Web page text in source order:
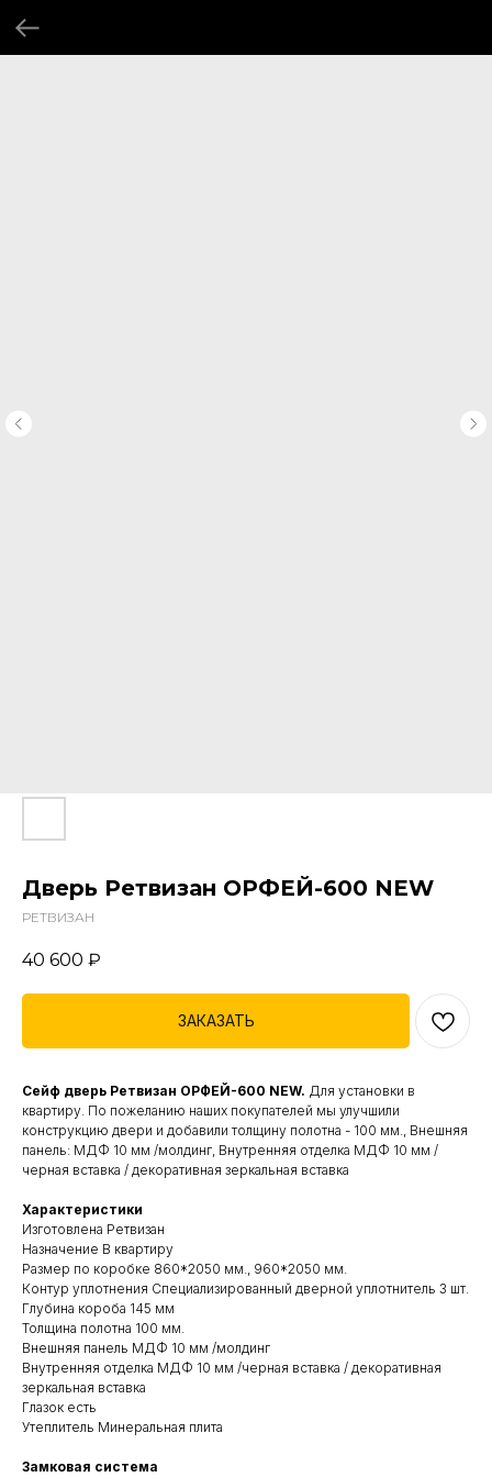
Дверь Ретвизан ОРФЕЙ-600 NEW
РЕТВИЗАН
40 600 ₽
ЗАКАЗАТЬ
Сейф дверь Ретвизан ОРФЕЙ-600 NEW. Для установки в
квартиру. По пожеланию наших покупателей мы улучшили
конструкцию двери и добавили толщину полотна - 100 мм., Внешняя
панель: МДФ 10 мм /молдинг, Внутренняя отделка МДФ 10 мм /
черная вставка / декоративная зеркальная вставка
Характеристики
Изготовлена Ретвизан
Назначение В квартиру
Размер по коробке 860*2050 мм., 960*2050 мм.
Контур уплотнения Специализированный дверной уплотнитель 3 шт.
Глубина короба 145 мм
Толщина полотна 100 мм.
Внешняя панель МДФ 10 мм /молдинг
Внутренняя отделка МДФ 10 мм /черная вставка / декоративная
зеркальная вставка
Глазок есть
Утеплитель Минеральная плита
Замковая система